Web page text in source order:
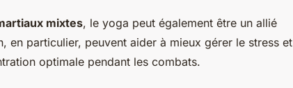
mixtes, le yoga peut également être un allié
en particulier, peuvent aider à mieux gérer le stress et
optimale pendant les combats.